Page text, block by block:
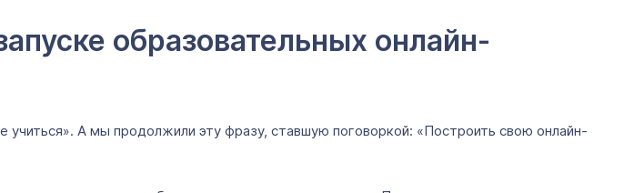
образовательных онлайн-
А мы продолжили эту фразу, ставшую поговоркой: «Построить свою онлайн-